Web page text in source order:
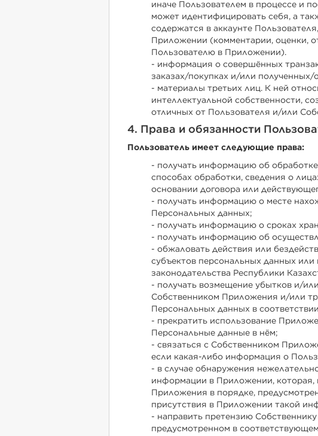
иначе Пользователем в процессе и
может идентифицировать себя, а
содержатся в аккаунте
Приложении (комментарии, оценки,
Пользователю в Приложении).
- информация о совершённых
заказах/покупках и/или
- материалы третьих лиц. К ней
интеллектуальной собственности,
отличных от Пользователя и/или
4. Права и обязанности
Пользователь имеет следующие права:
- получать информацию об
способах обработки, сведения о
основании договора или
- получать информацию о месте
Персональных данных;
- получать информацию о сроках
- получать информацию об
- обжаловать действия или
субъектов персональных данных
законодательства Республики
- получать возмещение убытков и/
Собственником Приложения и/или
Персональных данных в
- прекратить использование
Персональные данные в нём;
- связаться с Собственником
если какая-либо информация о
- в случае обнаружения
информации в Приложении, которая,
Приложения в порядке,
присутствия в Приложении такой
- направить претензию
предусмотренном в